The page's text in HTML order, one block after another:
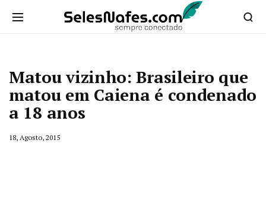
Matou vizinho: Brasileiro que
matou em Caiena é condenado
a 18 anos
18, Agosto, 2015